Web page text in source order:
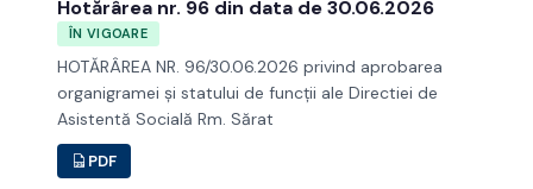
Hotărârea nr. 96 din data de 30.06.2026
ÎN VIGOARE
HOTĂRÂREA NR. 96/30.06.2026 privind aprobarea
organigramei şi statului de funcţii ale Directiei de
Asistentă Socială Rm. Sărat
PDF